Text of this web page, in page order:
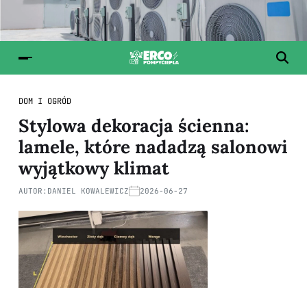
DOM I OGRÓD
Stylowa dekoracja ścienna:
lamele, które nadadzą salonowi
wyjątkowy klimat
AUTOR: DANIEL KOWALEWICZ 2026-06-27